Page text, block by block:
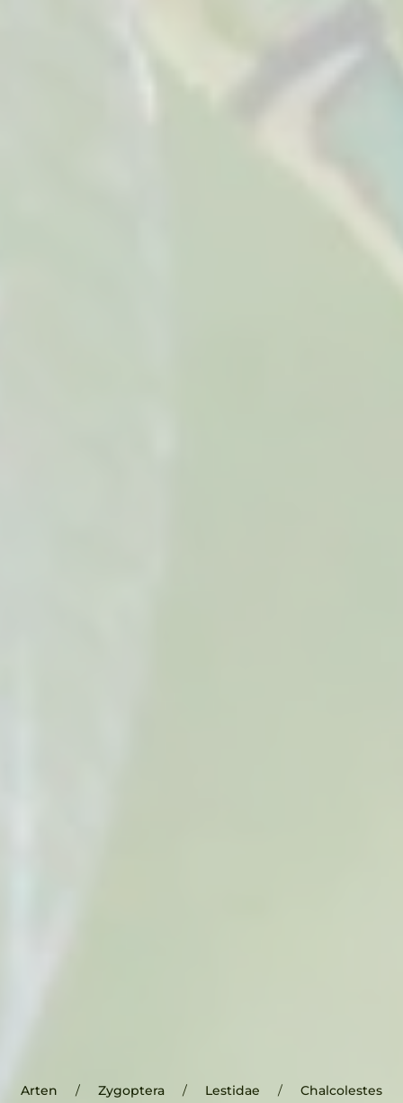
Arten Zygoptera Lestidae Chalcolestes